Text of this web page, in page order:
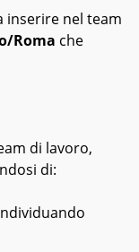
inserire nel team
Roma che
di lavoro,
di: